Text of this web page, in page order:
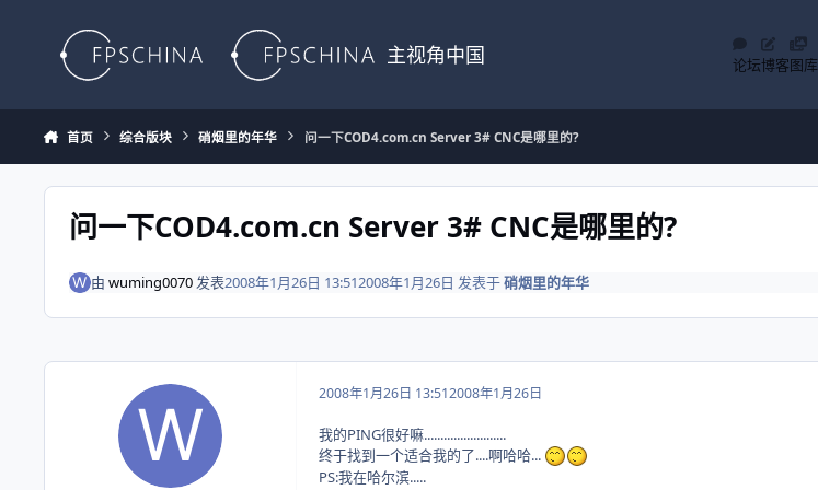
主视角中国 论坛博客图库
首页 综合版块 硝烟里的年华 问一下COD4.com.cn Server 3# CNC是哪里的?
问一下COD4.com.cn Server 3# CNC是哪里的?
由 wuming0070发表2008年1月26日 13:512008年1月26日 发表于硝烟里的年华
2008年1月26日 13:512008年1月26日
我的PING很好嘛.........................
终于找到一个适合我的了....啊哈哈...
PS:我在哈尔滨.....